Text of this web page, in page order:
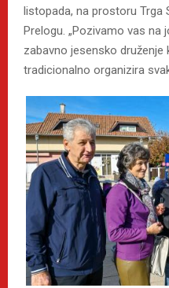
listopada, na prostoru Trga
Prelogu. „Pozivamo vas na
zabavno jesensko druženje
tradicionalno organizira